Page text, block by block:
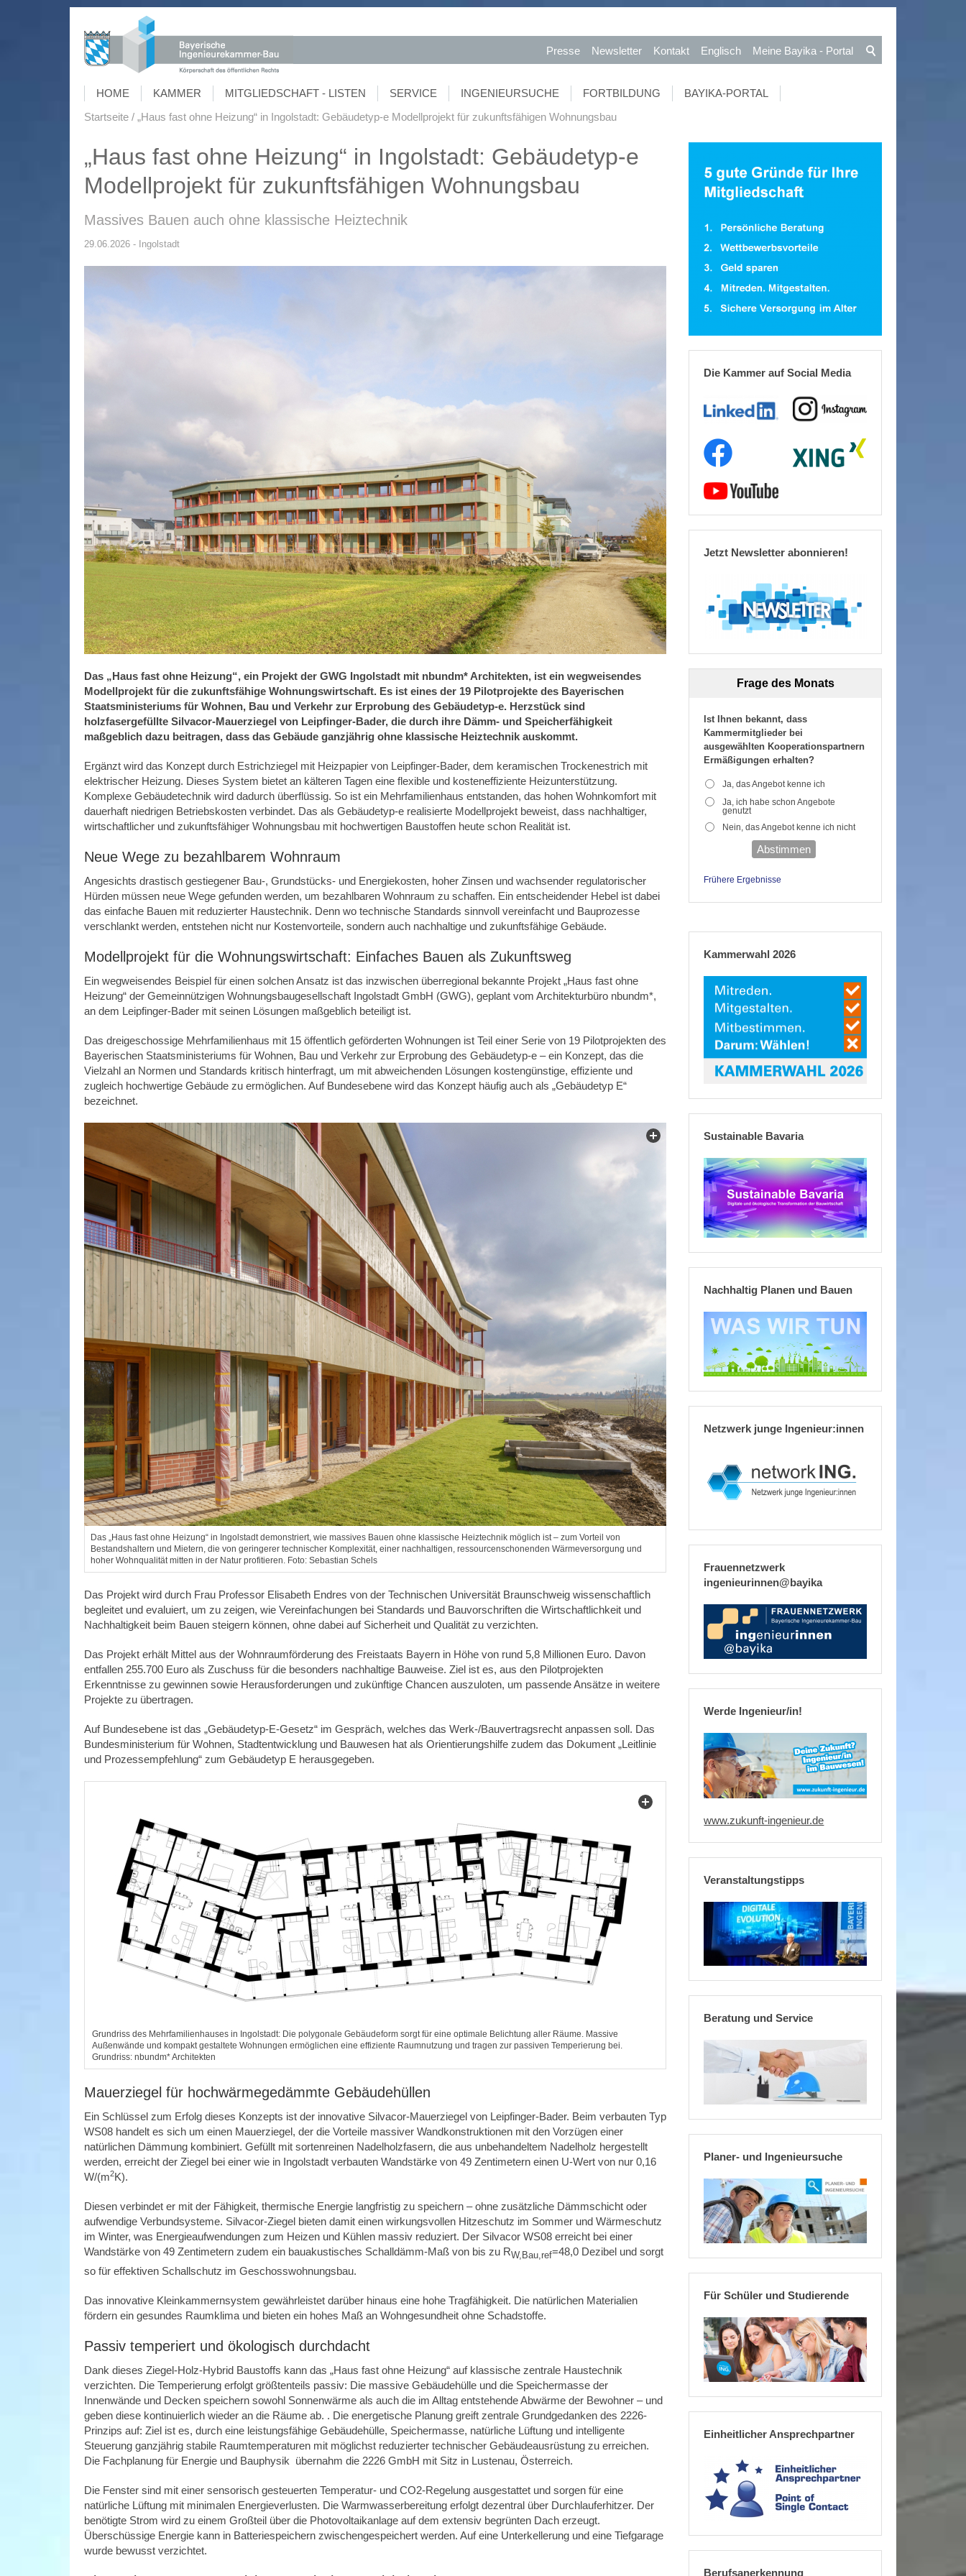
Presse Newsletter Kontakt Englisch Meine Bayika - Portal
HOME KAMMER MITGLIEDSCHAFT - LISTEN SERVICE INGENIEURSUCHE FORTBILDUNG
BAYIKA-PORTAL
Startseite
„Haus fast ohne Heizung“ in Ingolstadt: Gebäudetyp-e Modellprojekt für zukunftsfähigen Wohnungsbau
„Haus fast ohne Heizung“ in Ingolstadt: Gebäudetyp-e
Modellprojekt für zukunftsfähigen Wohnungsbau
Massives Bauen auch ohne klassische Heiztechnik
29.06.2026 - Ingolstadt
Das „Haus fast ohne Heizung“, ein Projekt der GWG Ingolstadt mit nbundm* Architekten, ist ein wegweisendes
Modellprojekt für die zukunftsfähige Wohnungswirtschaft. Es ist eines der 19 Pilotprojekte des Bayerischen
Staatsministeriums für Wohnen, Bau und Verkehr zur Erprobung des Gebäudetyp-e. Herzstück sind
holzfasergefüllte Silvacor-Mauerziegel von Leipfinger-Bader, die durch ihre Dämm- und Speicherfähigkeit
maßgeblich dazu beitragen, dass das Gebäude ganzjährig ohne klassische Heiztechnik auskommt.
Ergänzt wird das Konzept durch Estrichziegel mit Heizpapier von Leipfinger-Bader, dem keramischen Trockenestrich mit
elektrischer Heizung. Dieses System bietet an kälteren Tagen eine flexible und kosteneffiziente Heizunterstützung.
Komplexe Gebäudetechnik wird dadurch überflüssig. So ist ein Mehrfamilienhaus entstanden, das hohen Wohnkomfort mit
dauerhaft niedrigen Betriebskosten verbindet. Das als Gebäudetyp-e realisierte Modellprojekt beweist, dass nachhaltiger,
wirtschaftlicher und zukunftsfähiger Wohnungsbau mit hochwertigen Baustoffen heute schon Realität ist.
Neue Wege zu bezahlbarem Wohnraum
Angesichts drastisch gestiegener Bau-, Grundstücks- und Energiekosten, hoher Zinsen und wachsender regulatorischer
Hürden müssen neue Wege gefunden werden, um bezahlbaren Wohnraum zu schaffen. Ein entscheidender Hebel ist dabei
das einfache Bauen mit reduzierter Haustechnik. Denn wo technische Standards sinnvoll vereinfacht und Bauprozesse
verschlankt werden, entstehen nicht nur Kostenvorteile, sondern auch nachhaltige und zukunftsfähige Gebäude.
Modellprojekt für die Wohnungswirtschaft: Einfaches Bauen als Zukunftsweg
Ein wegweisendes Beispiel für einen solchen Ansatz ist das inzwischen überregional bekannte Projekt „Haus fast ohne
Heizung“ der Gemeinnützigen Wohnungsbaugesellschaft Ingolstadt GmbH (GWG), geplant vom Architekturbüro nbundm*,
an dem Leipfinger-Bader mit seinen Lösungen maßgeblich beteiligt ist.
Das dreigeschossige Mehrfamilienhaus mit 15 öffentlich geförderten Wohnungen ist Teil einer Serie von 19 Pilotprojekten des
Bayerischen Staatsministeriums für Wohnen, Bau und Verkehr zur Erprobung des Gebäudetyp-e – ein Konzept, das die
Vielzahl an Normen und Standards kritisch hinterfragt, um mit abweichenden Lösungen kostengünstige, effiziente und
zugleich hochwertige Gebäude zu ermöglichen. Auf Bundesebene wird das Konzept häufig auch als „Gebäudetyp E“
bezeichnet.
Das „Haus fast ohne Heizung“ in Ingolstadt demonstriert, wie massives Bauen ohne klassische Heiztechnik möglich ist – zum Vorteil von
Bestandshaltern und Mietern, die von geringerer technischer Komplexität, einer nachhaltigen, ressourcenschonenden Wärmeversorgung und
hoher Wohnqualität mitten in der Natur profitieren. Foto: Sebastian Schels
Das Projekt wird durch Frau Professor Elisabeth Endres von der Technischen Universität Braunschweig wissenschaftlich
begleitet und evaluiert, um zu zeigen, wie Vereinfachungen bei Standards und Bauvorschriften die Wirtschaftlichkeit und
Nachhaltigkeit beim Bauen steigern können, ohne dabei auf Sicherheit und Qualität zu verzichten.
Das Projekt erhält Mittel aus der Wohnraumförderung des Freistaats Bayern in Höhe von rund 5,8 Millionen Euro. Davon
entfallen 255.700 Euro als Zuschuss für die besonders nachhaltige Bauweise. Ziel ist es, aus den Pilotprojekten
Erkenntnisse zu gewinnen sowie Herausforderungen und zukünftige Chancen auszuloten, um passende Ansätze in weitere
Projekte zu übertragen.
Auf Bundesebene ist das „Gebäudetyp-E-Gesetz“ im Gespräch, welches das Werk-/Bauvertragsrecht anpassen soll. Das
Bundesministerium für Wohnen, Stadtentwicklung und Bauwesen hat als Orientierungshilfe zudem das Dokument „Leitlinie
und Prozessempfehlung“ zum Gebäudetyp E herausgegeben.
Grundriss des Mehrfamilienhauses in Ingolstadt: Die polygonale Gebäudeform sorgt für eine optimale Belichtung aller Räume. Massive
Außenwände und kompakt gestaltete Wohnungen ermöglichen eine effiziente Raumnutzung und tragen zur passiven Temperierung bei.
Grundriss: nbundm* Architekten
Mauerziegel für hochwärmegedämmte Gebäudehüllen
Ein Schlüssel zum Erfolg dieses Konzepts ist der innovative Silvacor-Mauerziegel von Leipfinger-Bader. Beim verbauten Typ
WS08 handelt es sich um einen Mauerziegel, der die Vorteile massiver Wandkonstruktionen mit den Vorzügen einer
natürlichen Dämmung kombiniert. Gefüllt mit sortenreinen Nadelholzfasern, die aus unbehandeltem Nadelholz hergestellt
werden, erreicht der Ziegel bei einer wie in Ingolstadt verbauten Wandstärke von 49 Zentimetern einen U-Wert von nur 0,16
W/(m2K).
Diesen verbindet er mit der Fähigkeit, thermische Energie langfristig zu speichern – ohne zusätzliche Dämmschicht oder
aufwendige Verbundsysteme. Silvacor-Ziegel bieten damit einen wirkungsvollen Hitzeschutz im Sommer und Wärmeschutz
im Winter, was Energieaufwendungen zum Heizen und Kühlen massiv reduziert. Der Silvacor WS08 erreicht bei einer
Wandstärke von 49 Zentimetern zudem ein bauakustisches Schalldämm-Maß von bis zu RW,Bau,ref=48,0 Dezibel und sorgt
so für effektiven Schallschutz im Geschosswohnungsbau.
Das innovative Kleinkammernsystem gewährleistet darüber hinaus eine hohe Tragfähigkeit. Die natürlichen Materialien
fördern ein gesundes Raumklima und bieten ein hohes Maß an Wohngesundheit ohne Schadstoffe.
Passiv temperiert und ökologisch durchdacht
Dank dieses Ziegel-Holz-Hybrid Baustoffs kann das „Haus fast ohne Heizung“ auf klassische zentrale Haustechnik
verzichten. Die Temperierung erfolgt größtenteils passiv: Die massive Gebäudehülle und die Speichermasse der
Innenwände und Decken speichern sowohl Sonnenwärme als auch die im Alltag entstehende Abwärme der Bewohner – und
geben diese kontinuierlich wieder an die Räume ab. . Die energetische Planung greift zentrale Grundgedanken des 2226-
Prinzips auf: Ziel ist es, durch eine leistungsfähige Gebäudehülle, Speichermasse, natürliche Lüftung und intelligente
Steuerung ganzjährig stabile Raumtemperaturen mit möglichst reduzierter technischer Gebäudeausrüstung zu erreichen.
Die Fachplanung für Energie und Bauphysik übernahm die 2226 GmbH mit Sitz in Lustenau, Österreich.
Die Fenster sind mit einer sensorisch gesteuerten Temperatur- und CO2-Regelung ausgestattet und sorgen für eine
natürliche Lüftung mit minimalen Energieverlusten. Die Warmwasserbereitung erfolgt dezentral über Durchlauferhitzer. Der
benötigte Strom wird zu einem Großteil über die Photovoltaikanlage auf dem extensiv begrünten Dach erzeugt.
Überschüssige Energie kann in Batteriespeichern zwischengespeichert werden. Auf eine Unterkellerung und eine Tiefgarage
wurde bewusst verzichtet.
Die Kammer auf Social Media
Jetzt Newsletter abonnieren!
Frage des Monats
Ist Ihnen bekannt, dass
Kammermitglieder bei
ausgewählten Kooperationspartnern
Ermäßigungen erhalten?
Ja, das Angebot kenne ich
Ja, ich habe schon Angebote
genutzt
Nein, das Angebot kenne ich nicht
Abstimmen
Frühere Ergebnisse
Kammerwahl 2026
Sustainable Bavaria
Nachhaltig Planen und Bauen
Netzwerk junge Ingenieur:innen
Frauennetzwerk
ingenieurinnen@bayika
Werde Ingenieur/in!
www.zukunft-ingenieur.de
Veranstaltungstipps
Beratung und Service
Planer- und Ingenieursuche
Für Schüler und Studierende
Einheitlicher Ansprechpartner
Berufsanerkennung